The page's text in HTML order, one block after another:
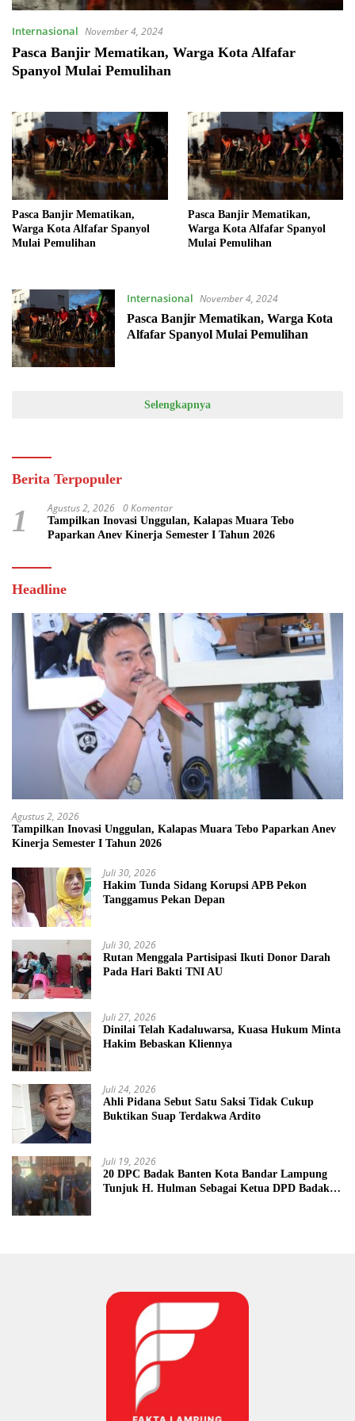
Internasional November 4, 2024
Pasca Banjir Mematikan, Warga Kota Alfafar
Spanyol Mulai Pemulihan
Pasca Banjir Mematikan,
Warga Kota Alfafar Spanyol
Mulai Pemulihan
Pasca Banjir Mematikan,
Warga Kota Alfafar Spanyol
Mulai Pemulihan
Internasional November 4, 2024
Pasca Banjir Mematikan, Warga Kota
Alfafar Spanyol Mulai Pemulihan
Selengkapnya
Berita Terpopuler
1 Agustus 2, 2026 0 Komentar
Tampilkan Inovasi Unggulan, Kalapas Muara Tebo
Paparkan Anev Kinerja Semester I Tahun 2026
Headline
Agustus 2, 2026
Tampilkan Inovasi Unggulan, Kalapas Muara Tebo Paparkan Anev
Kinerja Semester I Tahun 2026
Juli 30, 2026
Hakim Tunda Sidang Korupsi APB Pekon
Tanggamus Pekan Depan
Juli 30, 2026
Rutan Menggala Partisipasi Ikuti Donor Darah
Pada Hari Bakti TNI AU
Juli 27, 2026
Dinilai Telah Kadaluwarsa, Kuasa Hukum Minta
Hakim Bebaskan Kliennya
Juli 24, 2026
Ahli Pidana Sebut Satu Saksi Tidak Cukup
Buktikan Suap Terdakwa Ardito
Juli 19, 2026
20 DPC Badak Banten Kota Bandar Lampung
Tunjuk H. Hulman Sebagai Ketua DPD Badak